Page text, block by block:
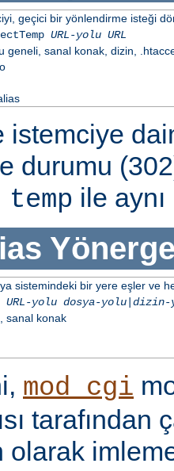
geçici bir yönlendirme isteği
URL-yolu URL
geneli, sanal konak, dizin,
istemciye
durumu
ile
sistemindeki bir yere eşler ve
URL-yolu dosya-yolu|dizin-
sanal konak
mod_cgi
tarafından
olarak